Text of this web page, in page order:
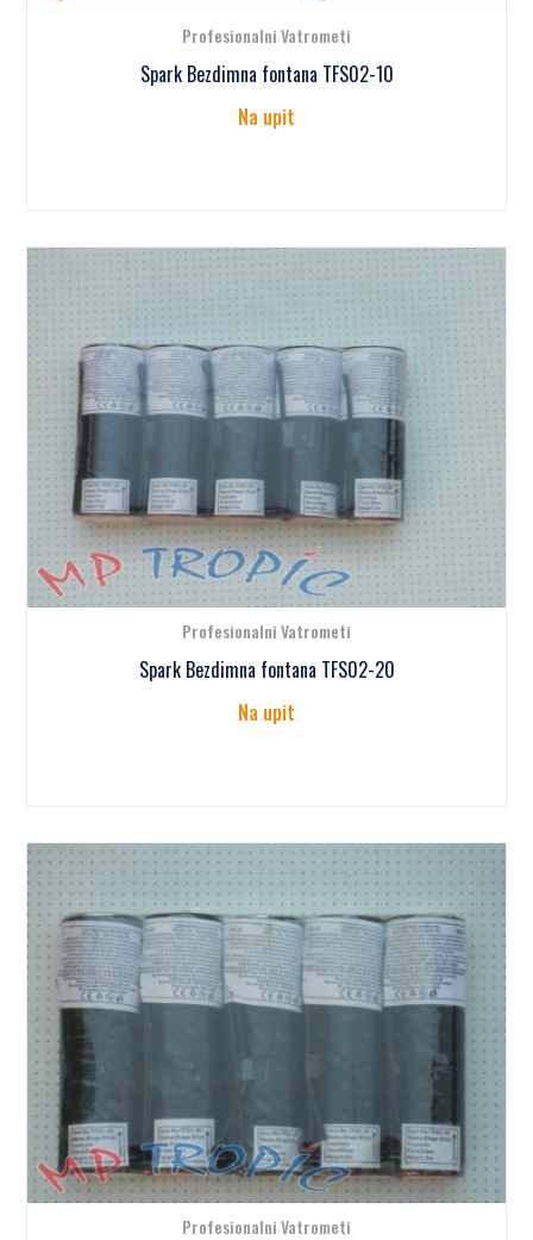
Profesionalni Vatrometi
Spark Bezdimna fontana TFS02-10
Na upit
Profesionalni Vatrometi
Spark Bezdimna fontana TFS02-20
Na upit
Profesionalni Vatrometi